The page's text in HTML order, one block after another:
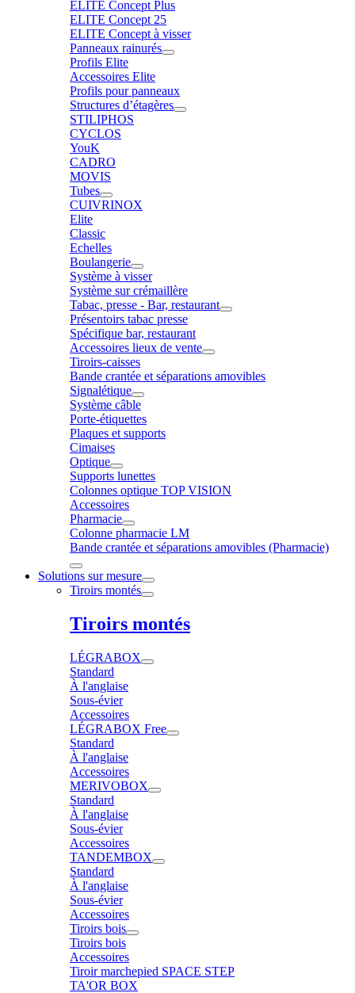
ELITE Concept Plus
ELITE Concept 25
ELITE Concept à visser
Panneaux rainurés
Profils Elite
Accessoires Elite
Profils pour panneaux
Structures d’étagères
STILIPHOS
CYCLOS
YouK
CADRO
MOVIS
Tubes
CUIVRINOX
Elite
Classic
Echelles
Boulangerie
Système à visser
Système sur crémaillère
Tabac, presse - Bar, restaurant
Présentoirs tabac presse
Spécifique bar, restaurant
Accessoires lieux de vente
Tiroirs-caisses
Bande crantée et séparations amovibles
Signalétique
Système câble
Porte-étiquettes
Plaques et supports
Cimaises
Optique
Supports lunettes
Colonnes optique TOP VISION
Accessoires
Pharmacie
Colonne pharmacie LM
Bande crantée et séparations amovibles (Pharmacie)
Solutions sur mesure
Tiroirs montés
Tiroirs montés
LÉGRABOX
Standard
À l'anglaise
Sous-évier
Accessoires
LÉGRABOX Free
Standard
À l'anglaise
Accessoires
MERIVOBOX
Standard
À l'anglaise
Sous-évier
Accessoires
TANDEMBOX
Standard
À l'anglaise
Sous-évier
Accessoires
Tiroirs bois
Tiroirs bois
Accessoires
Tiroir marchepied SPACE STEP
TA'OR BOX